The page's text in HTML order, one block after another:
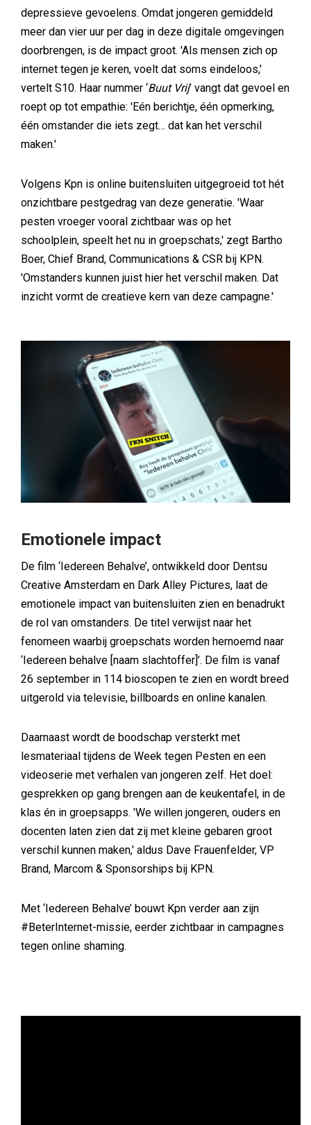
depressieve gevoelens. Omdat jongeren gemiddeld
meer dan vier uur per dag in deze digitale omgevingen
doorbrengen, is de impact groot. 'Als mensen zich op
internet tegen je keren, voelt dat soms eindeloos,'
vertelt S10. Haar nummer ‘Buut Vrij’ vangt dat gevoel en
roept op tot empathie: 'Eén berichtje, één opmerking,
één omstander die iets zegt… dat kan het verschil
maken.'
Volgens Kpn is online buitensluiten uitgegroeid tot hét
onzichtbare pestgedrag van deze generatie. 'Waar
pesten vroeger vooral zichtbaar was op het
schoolplein, speelt het nu in groepschats,' zegt Bartho
Boer, Chief Brand, Communications & CSR bij KPN.
'Omstanders kunnen juist hier het verschil maken. Dat
inzicht vormt de creatieve kern van deze campagne.'
Emotionele impact
De film ‘Iedereen Behalve’, ontwikkeld door Dentsu
Creative Amsterdam en Dark Alley Pictures, laat de
emotionele impact van buitensluiten zien en benadrukt
de rol van omstanders. De titel verwijst naar het
fenomeen waarbij groepschats worden hernoemd naar
‘Iedereen behalve [naam slachtoffer]’. De film is vanaf
26 september in 114 bioscopen te zien en wordt breed
uitgerold via televisie, billboards en online kanalen.
Daarnaast wordt de boodschap versterkt met
lesmateriaal tijdens de Week tegen Pesten en een
videoserie met verhalen van jongeren zelf. Het doel:
gesprekken op gang brengen aan de keukentafel, in de
klas én in groepsapps. 'We willen jongeren, ouders en
docenten laten zien dat zij met kleine gebaren groot
verschil kunnen maken,' aldus Dave Frauenfelder, VP
Brand, Marcom & Sponsorships bij KPN.
Met ‘Iedereen Behalve’ bouwt Kpn verder aan zijn
#BeterInternet-missie, eerder zichtbaar in campagnes
tegen online shaming.